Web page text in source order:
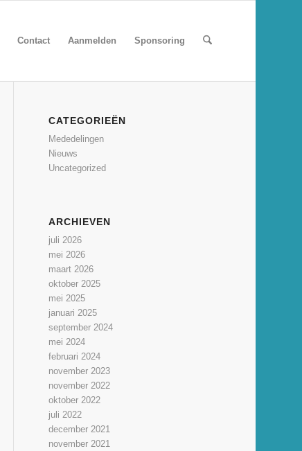
Contact Aanmelden Sponsoring
CATEGORIEËN
Mededelingen
Nieuws
Uncategorized
ARCHIEVEN
juli 2026
mei 2026
maart 2026
oktober 2025
mei 2025
januari 2025
september 2024
mei 2024
februari 2024
november 2023
november 2022
oktober 2022
juli 2022
december 2021
november 2021